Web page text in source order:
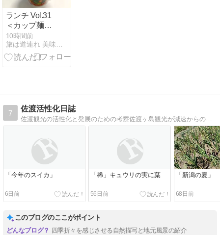
ランチ Vol.31
＜カップ麺い
ろいろ・・・
＞
10時間前
7
佐渡活性化日誌
佐渡観光の活性化と発展のための考察佐渡ヶ島観光が減速からの反省と倍増発展の提案と紹介
「今年のスイカ」
6日前
「稀」キュウリの実に葉
56日前
「新潟の夏」
68日前
このブログのここがポイント
四季折々を感じさせる自然描写と地元風景の紹介